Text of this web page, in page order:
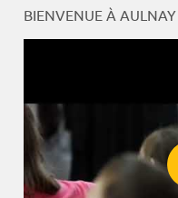
BIENVENUE À AULNAY